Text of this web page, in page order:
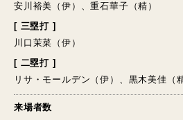
安川裕美（伊）、重石華子（精）
[ 三塁打 ]
川口茉菜（伊）
[ 二塁打 ]
リサ・モールデン（伊）、黒木美佳（精
来場者数